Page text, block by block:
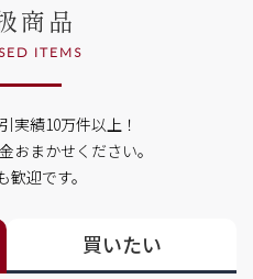
商品
ITEMS
実績10万件以上！
おまかせください。
歓迎です。
買いたい